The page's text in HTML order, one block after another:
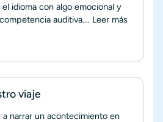
idioma con algo emocional y
auditiva.... Leer más
viaje
narrar un acontecimiento en